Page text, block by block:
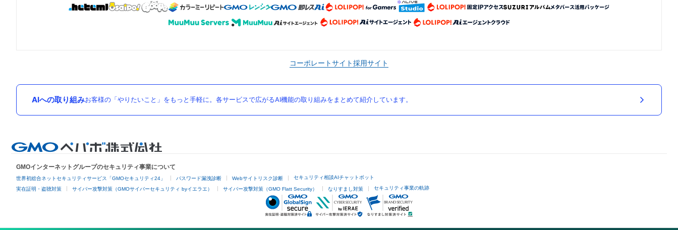
コーポレートサイト採用サイト
AIへの取り組みお客様の「やりたいこと」をもっと手軽に。各サービスで広がるAI機能の取り組みをまとめて紹介しています。
GMOインターネットグループのセキュリティ事業について
世界初総合ネットセキュリティサービス「GMOセキュリティ24」 パスワード漏洩診断 Webサイトリスク診断 セキュリティ相談AIチャットボット
実在証明・盗聴対策 サイバー攻撃対策（GMOサイバーセキュリティ byイエラエ） サイバー攻撃対策（GMO Flatt Security） なりすまし対策 セキュリティ事業の軌跡